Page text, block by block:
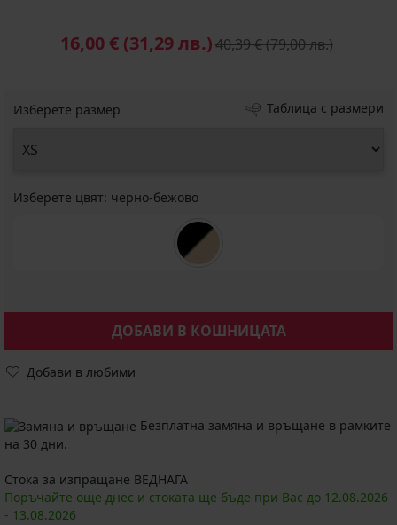
16,00 € (31,29 лв.)40,39 €(79,00 лв.)
Изберете размер Таблица с размери
Изберете цвят: черно-бежово
ДОБАВИ В КОШНИЦАТА
Добави в любими
Безплатна замяна и връщане в рамките
на 30 дни.
Стока за изпращане ВЕДНАГА
Поръчайте още днес и стоката ще бъде при Вас до 12.08.2026
- 13.08.2026